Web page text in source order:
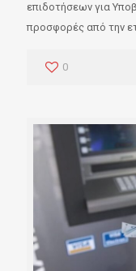
επιδοτήσεων για
προσφορές από την
0